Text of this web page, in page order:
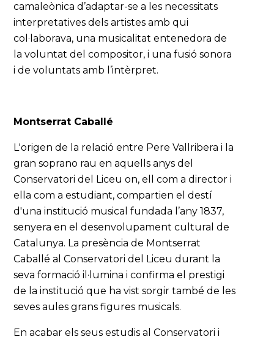
camaleònica d’adaptar-se a les necessitats
interpretatives dels artistes amb qui
col·laborava, una musicalitat entenedora de
la voluntat del compositor, i una fusió sonora
i de voluntats amb l’intèrpret.
Montserrat Caballé
L'origen de la relació entre Pere Vallribera i la
gran soprano rau en aquells anys del
Conservatori del Liceu on, ell com a director i
ella com a estudiant, compartien el destí
d'una institució musical fundada l’any 1837,
senyera en el desenvolupament cultural de
Catalunya. La presència de Montserrat
Caballé al Conservatori del Liceu durant la
seva formació il·lumina i confirma el prestigi
de la institució que ha vist sorgir també de les
seves aules grans figures musicals.
En acabar els seus estudis al Conservatori i